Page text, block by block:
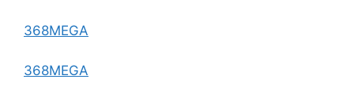
368MEGA
368MEGA